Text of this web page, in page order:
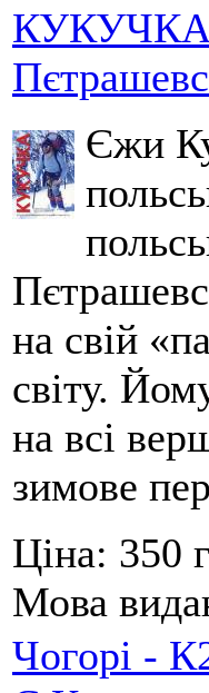
КУКУЧКА.
Єжи
на свій
світу.
на всі
зимове
Ціна: 350
Мова
Чогорі -